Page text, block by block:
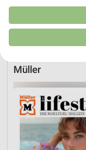
Drogerie &
Prospekte für
6 Prospekte
Müller
Kombinationen von
Verbesserung der
von Inhalten.
Daten können
Website/App.
Partnerliste
Wir nutzen Ihre Daten
IAB-
Speichern von
auf einem